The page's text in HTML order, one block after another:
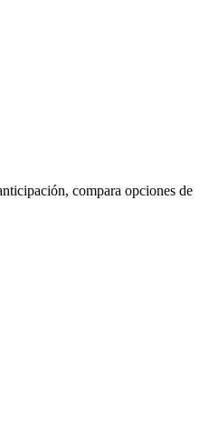
compara opciones de